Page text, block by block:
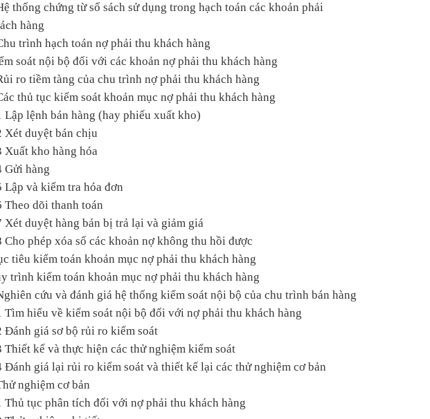
thống chứng từ sổ sách sử dụng trong hạch toán các khoản phải
hàng
trình hạch toán nợ phải thu khách hàng
soát nội bộ đối với các khoản nợ phải thu khách hàng
ro tiềm tàng của chu trình nợ phải thu khách hàng
thủ tục kiểm soát khoản mục nợ phải thu khách hàng
Lập lệnh bán hàng (hay phiếu xuất kho)
Xét duyệt bán chịu
Xuất kho hàng hóa
Gửi hàng
Lập và kiểm tra hóa đơn
Theo dõi thanh toán
Xét duyệt hàng bán bị trả lại và giảm giá
Cho phép xóa sổ các khoản nợ không thu hồi được
tiêu kiểm toán khoản mục nợ phải thu khách hàng
trình kiểm toán khoản mục nợ phải thu khách hàng
cứu và đánh giá hệ thống kiểm soát nội bộ của chu trình bán hàng
Tìm hiểu về kiểm soát nội bộ đối với nợ phải thu khách hàng
Đánh giá sơ bộ rủi ro kiểm soát
Thiết kế và thực hiện các thử nghiệm kiểm soát
Đánh giá lại rủi ro kiểm soát và thiết kế lại các thử nghiệm cơ bản
nghiệm cơ bản
Thủ tục phân tích đối với nợ phải thu khách hàng